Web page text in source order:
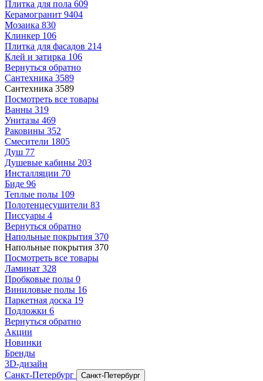
Плитка для пола 609
Керамогранит 9404
Мозаика 830
Клинкер 106
Плитка для фасадов 214
Клей и затирка 106
Вернуться обратно
Сантехника 3589
Сантехника 3589
Посмотреть все товары
Ванны 319
Унитазы 469
Раковины 352
Смесители 1805
Душ 77
Душевые кабины 203
Инсталляции 70
Биде 96
Теплые полы 109
Полотенцесушители 83
Писсуары 4
Вернуться обратно
Напольные покрытия 370
Напольные покрытия 370
Посмотреть все товары
Ламинат 328
Пробковые полы 0
Виниловые полы 16
Паркетная доска 19
Подложки 6
Вернуться обратно
Акции
Новинки
Бренды
3D-дизайн
Санкт-Петербург
Санкт-Петербург